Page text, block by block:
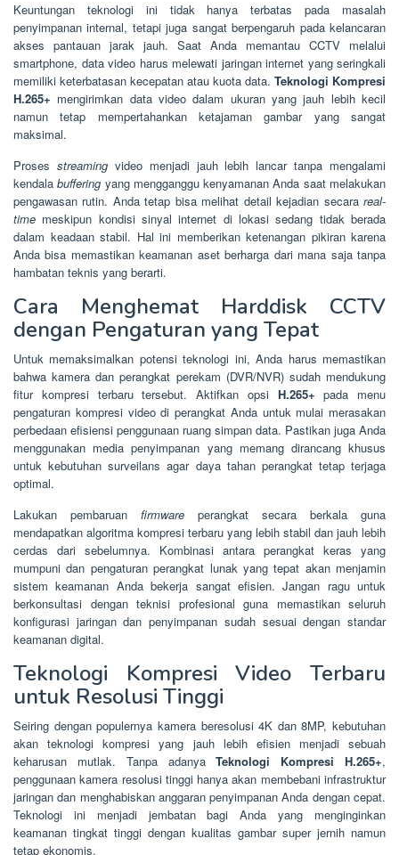
Keuntungan teknologi ini tidak hanya terbatas pada masalah
penyimpanan internal, tetapi juga sangat berpengaruh pada kelancaran
akses pantauan jarak jauh. Saat Anda memantau CCTV melalui
smartphone, data video harus melewati jaringan internet yang seringkali
memiliki keterbatasan kecepatan atau kuota data. Teknologi Kompresi
H.265+ mengirimkan data video dalam ukuran yang jauh lebih kecil
namun tetap mempertahankan ketajaman gambar yang sangat
maksimal.
Proses streamingvideo menjadi jauh lebih lancar tanpa mengalami
kendalabuffering yang mengganggu kenyamanan Anda saat melakukan
pengawasan rutin. Anda tetap bisa melihat detail kejadian secara real-
time meskipun kondisi sinyal internet di lokasi sedang tidak berada
dalam keadaan stabil. Hal ini memberikan ketenangan pikiran karena
Anda bisa memastikan keamanan aset berharga dari mana saja tanpa
hambatan teknis yang berarti.
Cara Menghemat Harddisk CCTV
dengan Pengaturan yang Tepat
Untuk memaksimalkan potensi teknologi ini, Anda harus memastikan
bahwa kamera dan perangkat perekam (DVR/NVR) sudah mendukung
fitur kompresi terbaru tersebut. Aktifkan opsi H.265+ pada menu
pengaturan kompresi video di perangkat Anda untuk mulai merasakan
perbedaan efisiensi penggunaan ruang simpan data. Pastikan juga Anda
menggunakan media penyimpanan yang memang dirancang khusus
untuk kebutuhan surveilans agar daya tahan perangkat tetap terjaga
optimal.
Lakukan pembaruan firmware perangkat secara berkala guna
mendapatkan algoritma kompresi terbaru yang lebih stabil dan jauh lebih
cerdas dari sebelumnya. Kombinasi antara perangkat keras yang
mumpuni dan pengaturan perangkat lunak yang tepat akan menjamin
sistem keamanan Anda bekerja sangat efisien. Jangan ragu untuk
berkonsultasi dengan teknisi profesional guna memastikan seluruh
konfigurasi jaringan dan penyimpanan sudah sesuai dengan standar
keamanan digital.
Teknologi Kompresi Video Terbaru
untuk Resolusi Tinggi
Seiring dengan populernya kamera beresolusi 4K dan 8MP, kebutuhan
akan teknologi kompresi yang jauh lebih efisien menjadi sebuah
keharusan mutlak. Tanpa adanyaTeknologi Kompresi H.265+,
penggunaan kamera resolusi tinggi hanya akan membebani infrastruktur
jaringan dan menghabiskan anggaran penyimpanan Anda dengan cepat.
Teknologi ini menjadi jembatan bagi Anda yang menginginkan
keamanan tingkat tinggi dengan kualitas gambar super jernih namun
tetap ekonomis.